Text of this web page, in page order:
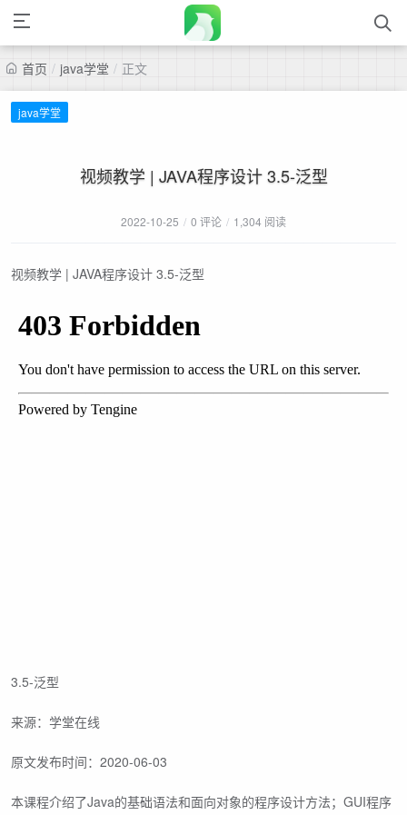
首页 / java学堂 / 正文
java学堂
视频教学 | JAVA程序设计 3.5-泛型
2022-10-25 / 0 评论 / 1,304 阅读
视频教学 | JAVA程序设计 3.5-泛型
3.5-泛型
来源：学堂在线
原文发布时间：2020-06-03
本课程介绍了Java的基础语法和面向对象的程序设计方法；GUI程序